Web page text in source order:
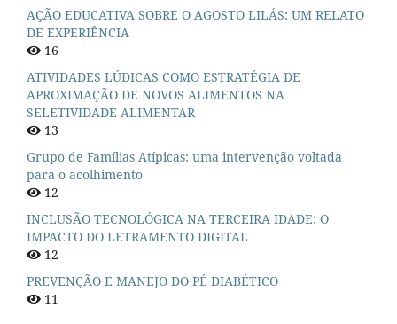
AÇÃO EDUCATIVA SOBRE O AGOSTO LILÁS: UM RELATO
DE EXPERIÊNCIA
16
ATIVIDADES LÚDICAS COMO ESTRATÉGIA DE
APROXIMAÇÃO DE NOVOS ALIMENTOS NA
SELETIVIDADE ALIMENTAR
13
Grupo de Famílias Atípicas: uma intervenção voltada
para o acolhimento
12
INCLUSÃO TECNOLÓGICA NA TERCEIRA IDADE: O
IMPACTO DO LETRAMENTO DIGITAL
12
PREVENÇÃO E MANEJO DO PÉ DIABÉTICO
11